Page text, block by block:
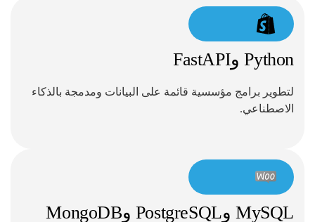
Python وFastAPI
لتطوير برامج مؤسسية قائمة على البيانات ومدمجة بالذكاء
الاصطناعي.
MySQL وPostgreSQL وMongoDB